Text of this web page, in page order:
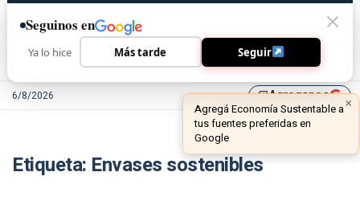
6/8/2026 library_addAgreganos ×
Agregá Economía Sustentable a
tus fuentes preferidas en
Google
Etiqueta: Envases sostenibles
Seguinos en
Ya lo hice Más tarde Seguir